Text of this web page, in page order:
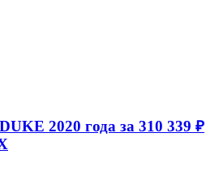
2020 года за 310 339 ₽